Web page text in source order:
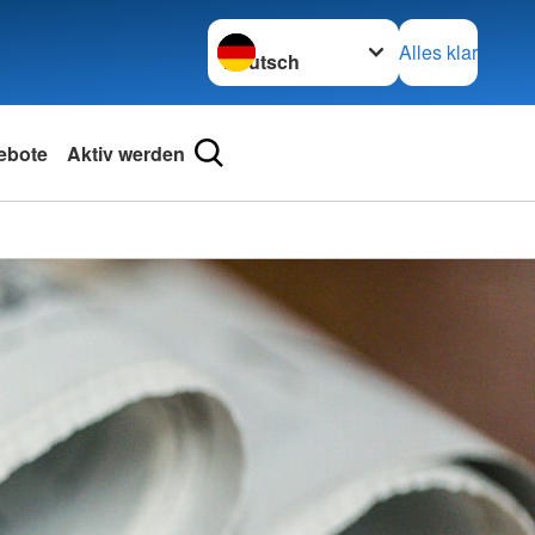
Sprache wechseln zu
Alles klar
Aktiv werden